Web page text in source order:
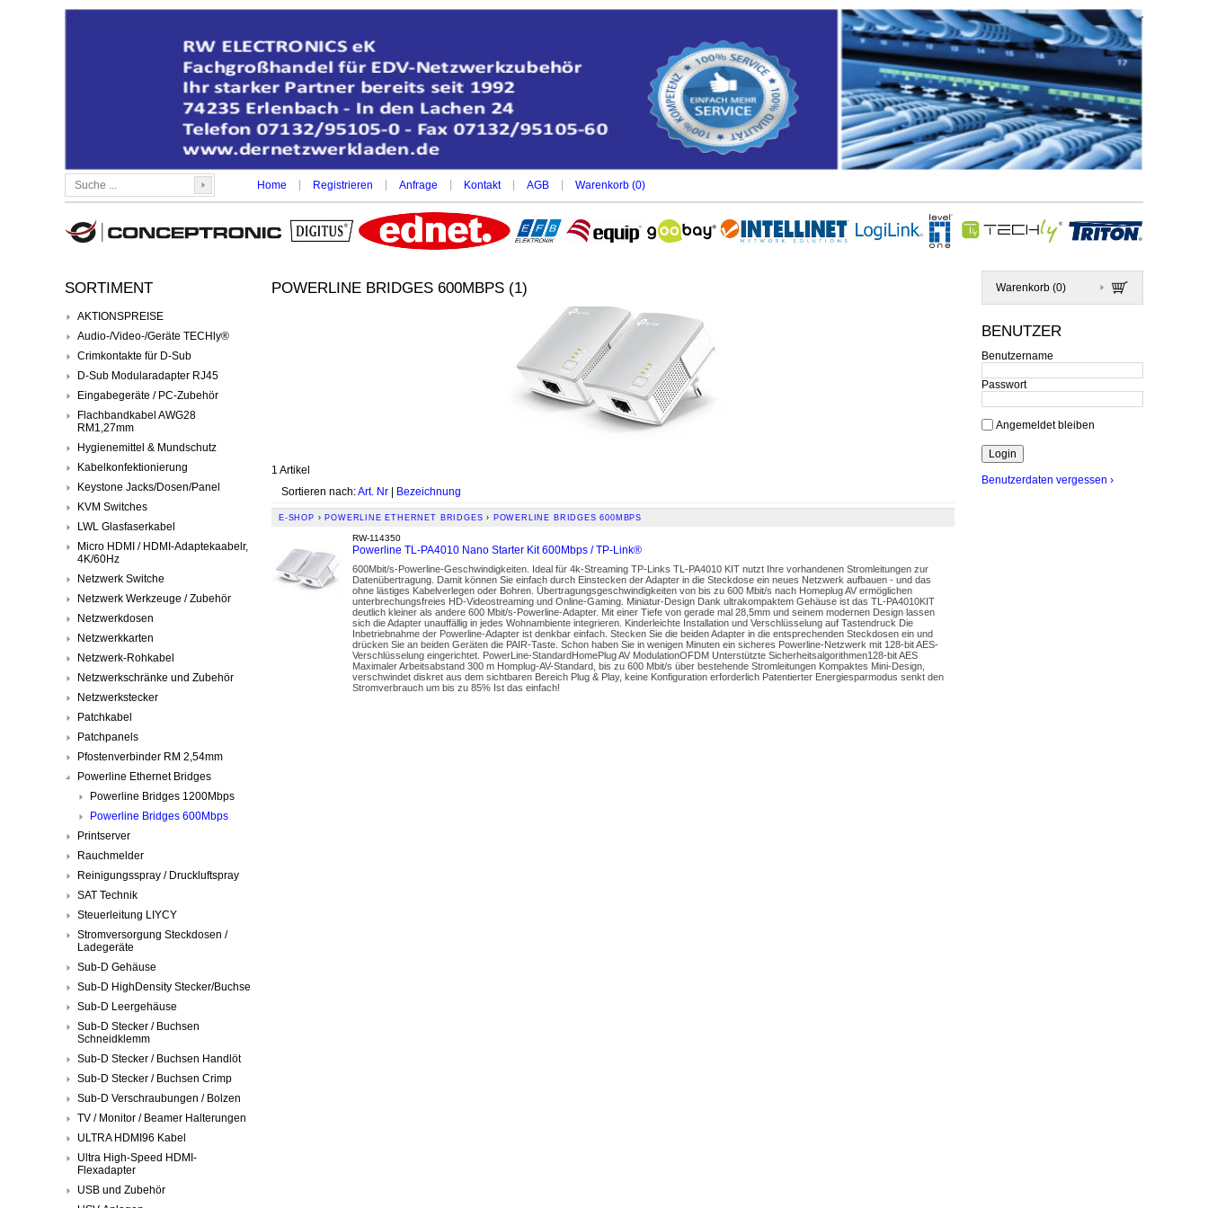
Home Registrieren Anfrage Kontakt AGB Warenkorb (0)
Warenkorb (0)
BENUTZER
Benutzername
Passwort
Angemeldet bleiben
Benutzerdaten vergessen ›
SORTIMENT
AKTIONSPREISE
Audio-/Video-/Geräte TECHly®
Crimkontakte für D-Sub
D-Sub Modularadapter RJ45
Eingabegeräte / PC-Zubehör
Flachbandkabel AWG28
RM1,27mm
Hygienemittel & Mundschutz
Kabelkonfektionierung
Keystone Jacks/Dosen/Panel
KVM Switches
LWL Glasfaserkabel
Micro HDMI / HDMI-Adaptekaabelr,
4K/60Hz
Netzwerk Switche
Netzwerk Werkzeuge / Zubehör
Netzwerkdosen
Netzwerkkarten
Netzwerk-Rohkabel
Netzwerkschränke und Zubehör
Netzwerkstecker
Patchkabel
Patchpanels
Pfostenverbinder RM 2,54mm
Powerline Ethernet Bridges
Powerline Bridges 1200Mbps
Powerline Bridges 600Mbps
Printserver
Rauchmelder
Reinigungsspray / Druckluftspray
SAT Technik
Steuerleitung LIYCY
Stromversorgung Steckdosen /
Ladegeräte
Sub-D Gehäuse
Sub-D HighDensity Stecker/Buchse
Sub-D Leergehäuse
Sub-D Stecker / Buchsen
Schneidklemm
Sub-D Stecker / Buchsen Handlöt
Sub-D Stecker / Buchsen Crimp
Sub-D Verschraubungen / Bolzen
TV / Monitor / Beamer Halterungen
ULTRA HDMI96 Kabel
Ultra High-Speed HDMI-
Flexadapter
USB und Zubehör
POWERLINE BRIDGES 600MBPS (1)
1 Artikel
Sortieren nach:Art. Nr | Bezeichnung
E-SHOP › POWERLINE ETHERNET BRIDGES › POWERLINE BRIDGES 600MBPS
RW-114350
Powerline TL-PA4010 Nano Starter Kit 600Mbps / TP-Link®
600Mbit/s-Powerline-Geschwindigkeiten. Ideal für 4k-Streaming TP-Links TL-PA4010 KIT nutzt Ihre vorhandenen Stromleitungen zur
Datenübertragung. Damit können Sie einfach durch Einstecken der Adapter in die Steckdose ein neues Netzwerk aufbauen - und das
ohne lästiges Kabelverlegen oder Bohren. Übertragungsgeschwindigkeiten von bis zu 600 Mbit/s nach Homeplug AV ermöglichen
unterbrechungsfreies HD-Videostreaming und Online-Gaming. Miniatur-Design Dank ultrakompaktem Gehäuse ist das TL-PA4010KIT
deutlich kleiner als andere 600 Mbit/s-Powerline-Adapter. Mit einer Tiefe von gerade mal 28,5mm und seinem modernen Design lassen
sich die Adapter unauffällig in jedes Wohnambiente integrieren. Kinderleichte Installation und Verschlüsselung auf Tastendruck Die
Inbetriebnahme der Powerline-Adapter ist denkbar einfach. Stecken Sie die beiden Adapter in die entsprechenden Steckdosen ein und
drücken Sie an beiden Geräten die PAIR-Taste. Schon haben Sie in wenigen Minuten ein sicheres Powerline-Netzwerk mit 128-bit AES-
Verschlüsselung eingerichtet. PowerLine-StandardHomePlug AV ModulationOFDM Unterstützte Sicherheitsalgorithmen128-bit AES
Maximaler Arbeitsabstand 300 m Homplug-AV-Standard, bis zu 600 Mbit/s über bestehende Stromleitungen Kompaktes Mini-Design,
verschwindet diskret aus dem sichtbaren Bereich Plug & Play, keine Konfiguration erforderlich Patentierter Energiesparmodus senkt den
Stromverbrauch um bis zu 85% Ist das einfach!